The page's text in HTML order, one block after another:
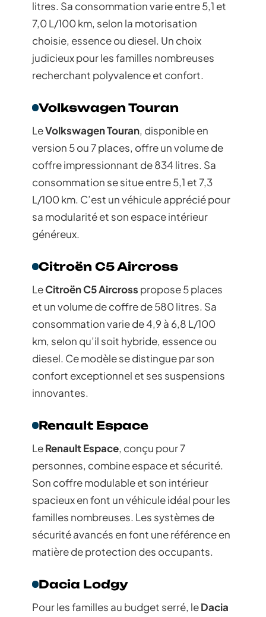
litres. Sa consommation varie entre 5,1 et
7,0 L/100 km, selon la motorisation
choisie, essence ou diesel. Un choix
judicieux pour les familles nombreuses
recherchant polyvalence et confort.
Volkswagen Touran
LeVolkswagen Touran, disponible en
version 5 ou 7 places, offre un volume de
coffre impressionnant de 834 litres. Sa
consommation se situe entre 5,1 et 7,3
L/100 km. C’est un véhicule apprécié pour
sa modularité et son espace intérieur
généreux.
Citroën C5 Aircross
LeCitroën C5 Aircross propose 5 places
et un volume de coffre de 580 litres. Sa
consommation varie de 4,9 à 6,8 L/100
km, selon qu’il soit hybride, essence ou
diesel. Ce modèle se distingue par son
confort exceptionnel et ses suspensions
innovantes.
Renault Espace
LeRenault Espace, conçu pour 7
personnes, combine espace et sécurité.
Son coffre modulable et son intérieur
spacieux en font un véhicule idéal pour les
familles nombreuses. Les systèmes de
sécurité avancés en font une référence en
matière de protection des occupants.
Dacia Lodgy
Pour les familles au budget serré, leDacia